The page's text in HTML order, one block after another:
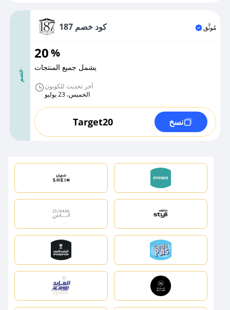
خصم
كود خصم 187 مُوثَّق
20%
يشمل جميع المنتجات
آخر تحديث للكوبون
الخميس، 23 يوليو
Target20 نسخ